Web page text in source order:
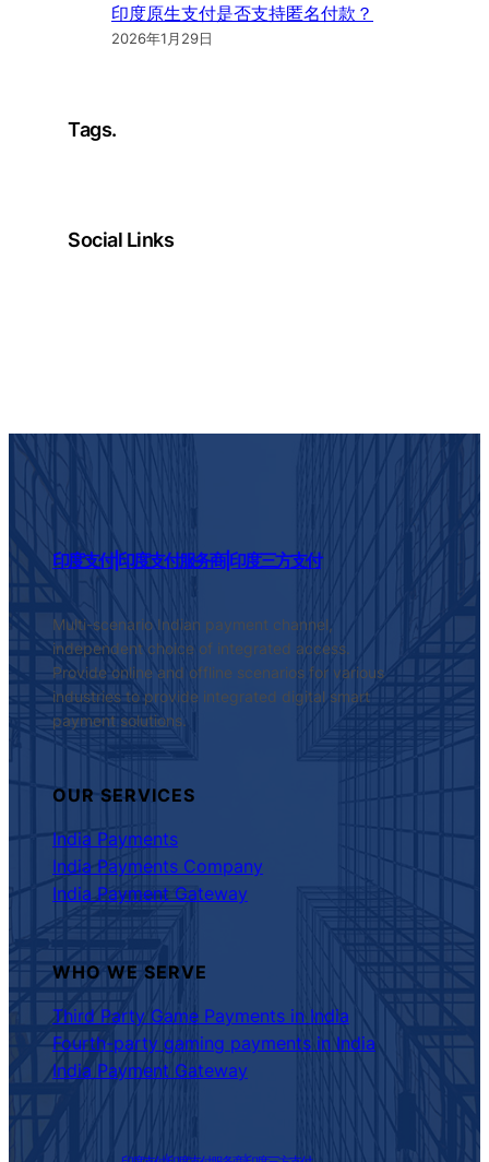
印度原生支付是否支持匿名付款？
2026年1月29日
Tags.
Social Links
印度支付|印度支付服务商|印度三方支付
Multi-scenario Indian payment channel,
independent choice of integrated access.
Provide online and offline scenarios for various
industries to provide integrated digital smart
payment solutions.
OUR SERVICES
India Payments
India Payments Company
India Payment Gateway
WHO WE SERVE
Third Party Game Payments in India
Fourth-party gaming payments in India
India Payment Gateway